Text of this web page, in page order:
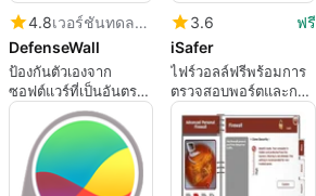
4.8
เวอร์ชันทดลองใช้
DefenseWall
ป้องกันตัวเองจาก
ซอฟต์แวร์ที่เป็นอันตราย
ทั้งหมด
3.6
ฟรี
iSafer
ไฟร์วอลล์ฟรีพร้อมการ
ตรวจสอบพอร์ตและการ
บล็อกพีซี